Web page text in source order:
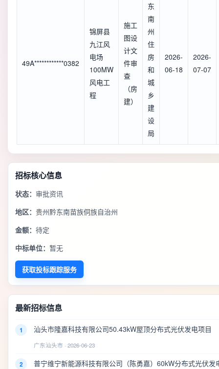
49A************0382
锦屏县
九江风
电场
100MW
风电工
程
施工
图设
计文
件审
查
（房
建）
东
南
州
住
房
和
城
乡
建
设
局
2026-
06-18
2026-
07-07
招标核心信息
状态： 审批资讯
地区： 贵州黔东南苗族侗族自治州
金额： 待定
中标单位： 暂无
获取投标跟踪服务
最新招标信息
1 汕头市隆嘉科技有限公司50.43kW屋顶分布式光伏发电项目
广东汕头市 · 2026-06-23
2 普宁维宁新能源科技有限公司（陈勇嘉）60kW分布式光伏发